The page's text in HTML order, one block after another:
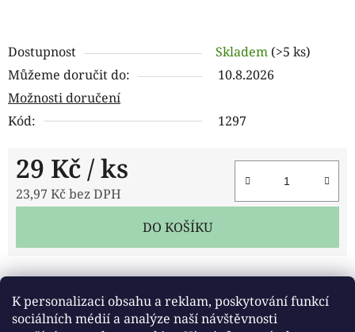
K personalizaci obsahu a reklam, poskytování funkcí
sociálních médií a analýze naší návštěvnosti
Dostupnost Skladem (>5 ks)
Můžeme doručit do:
10.8.2026
Možnosti doručení
Kód:
1297
29 Kč / ks
23,97 Kč bez DPH
DO KOŠÍKU